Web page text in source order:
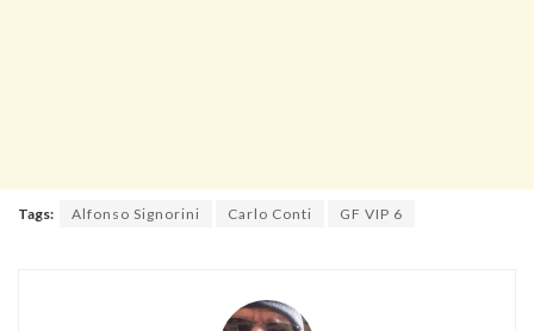
Tags: Alfonso Signorini Carlo Conti GF VIP 6